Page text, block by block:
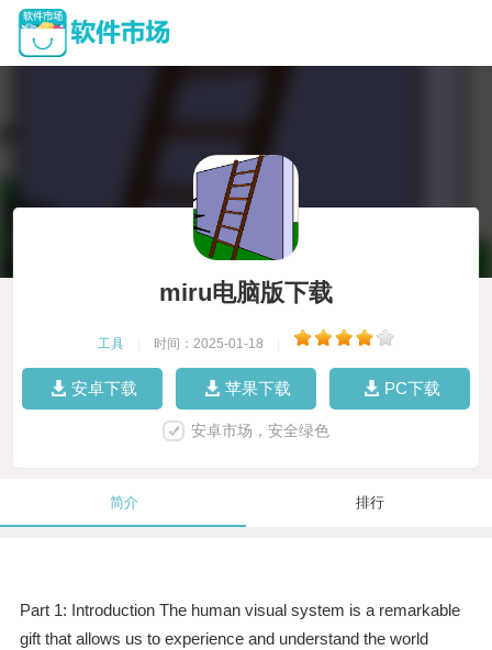
miru电脑版下载
工具 时间：2025-01-18
安卓下载 苹果下载 PC下载
安卓市场，安全绿色
简介 排行
Part 1: Introduction The human visual system is a remarkable
gift that allows us to experience and understand the world